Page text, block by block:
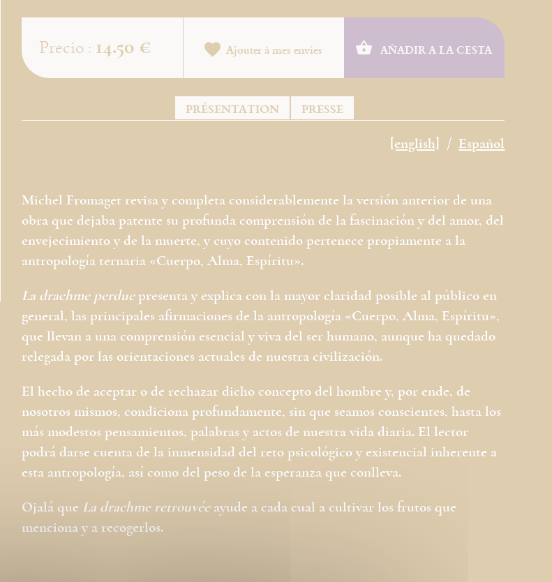
Precio : 14.50 € Ajouter à mes envies AÑADIR A LA CESTA
PRÉSENTATION PRESSE
[english] Español
Michel Fromaget revisa y completa considerablemente la versión anterior de una
obra que dejaba patente su profunda comprensión de la fascinación y del amor, del
envejecimiento y de la muerte, y cuyo contenido pertenece propiamente a la
antropología ternaria «Cuerpo, Alma, Espíritu».
La drachme perduepresenta y explica con la mayor claridad posible al público en
general, las principales afirmaciones de la antropología «Cuerpo, Alma, Espíritu»,
que llevan a una comprensión esencial y viva del ser humano, aunque ha quedado
relegada por las orientaciones actuales de nuestra civilización.
El hecho de aceptar o de rechazar dicho concepto del hombre y, por ende, de
nosotros mismos, condiciona profundamente, sin que seamos conscientes, hasta los
más modestos pensamientos, palabras y actos de nuestra vida diaria. El lector
podrá darse cuenta de la inmensidad del reto psicológico y existencial inherente a
esta antropología, así como del peso de la esperanza que conlleva.
Ojalá que La drachme retrouvéeayude a cada cual a cultivar los frutos que
menciona y a recogerlos.